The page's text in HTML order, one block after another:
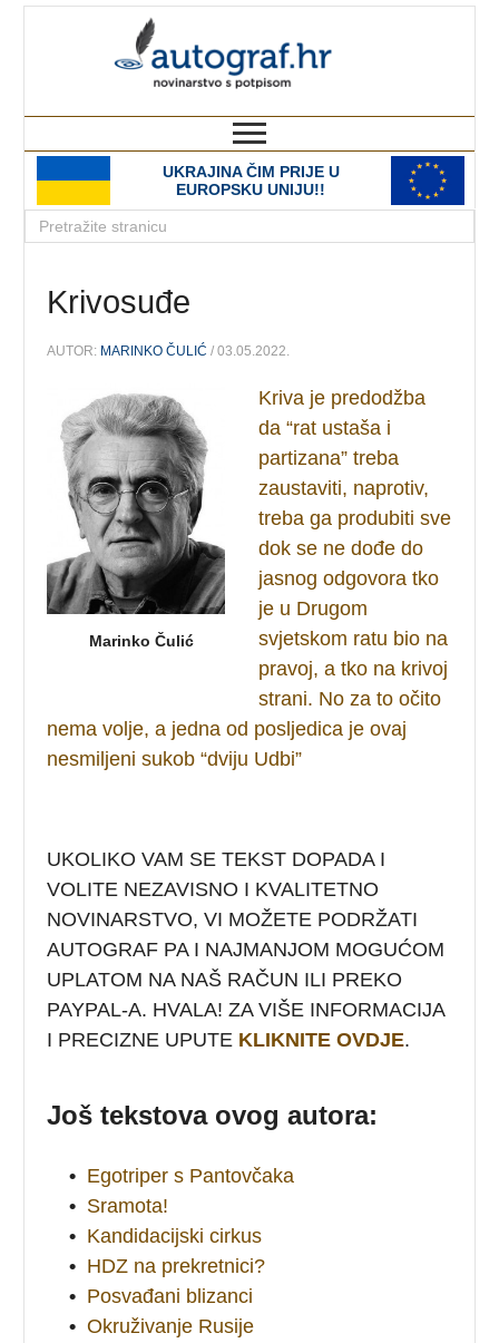
UKRAJINA ČIM PRIJE U
EUROPSKU UNIJU!!
Krivosuđe
AUTOR: MARINKO ČULIĆ / 03.05.2022.
Marinko Čulić
Kriva je predodžba
da “rat ustaša i
partizana” treba
zaustaviti, naprotiv,
treba ga produbiti sve
dok se ne dođe do
jasnog odgovora tko
je u Drugom
svjetskom ratu bio na
pravoj, a tko na krivoj
strani. No za to očito
nema volje, a jedna od posljedica je ovaj
nesmiljeni sukob “dviju Udbi”
UKOLIKO VAM SE TEKST DOPADA I
VOLITE NEZAVISNO I KVALITETNO
NOVINARSTVO, VI MOŽETE PODRŽATI
AUTOGRAF PA I NAJMANJOM MOGUĆOM
UPLATOM NA NAŠ RAČUN ILI PREKO
PAYPAL-A. HVALA! ZA VIŠE INFORMACIJA
I PRECIZNE UPUTE KLIKNITE OVDJE.
Još tekstova ovog autora:
• Egotriper s Pantovčaka
• Sramota!
• Kandidacijski cirkus
• HDZ na prekretnici?
• Posvađani blizanci
• Okruživanje Rusije